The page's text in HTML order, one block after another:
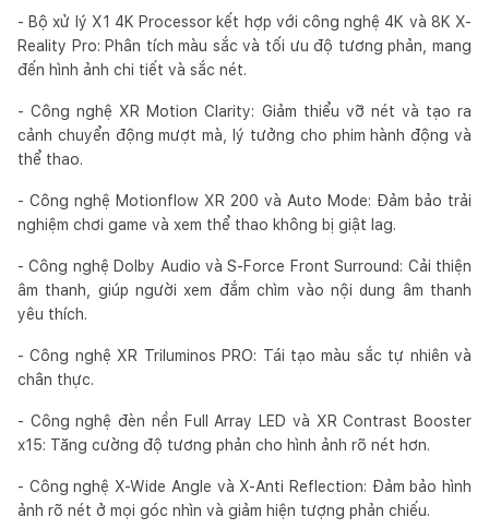
- Bộ xử lý X1 4K Processor kết hợp với công nghệ 4K và 8K X-
Reality Pro: Phân tích màu sắc và tối ưu độ tương phản, mang
đến hình ảnh chi tiết và sắc nét.
- Công nghệ XR Motion Clarity: Giảm thiểu vỡ nét và tạo ra
cảnh chuyển động mượt mà, lý tưởng cho phim hành động và
thể thao.
- Công nghệ Motionflow XR 200 và Auto Mode: Đảm bảo trải
nghiệm chơi game và xem thể thao không bị giật lag.
- Công nghệ Dolby Audio và S-Force Front Surround: Cải thiện
âm thanh, giúp người xem đắm chìm vào nội dung âm thanh
yêu thích.
- Công nghệ XR Triluminos PRO: Tái tạo màu sắc tự nhiên và
chân thực.
- Công nghệ đèn nền Full Array LED và XR Contrast Booster
x15: Tăng cường độ tương phản cho hình ảnh rõ nét hơn.
- Công nghệ X-Wide Angle và X-Anti Reflection: Đảm bảo hình
ảnh rõ nét ở mọi góc nhìn và giảm hiện tượng phản chiếu.